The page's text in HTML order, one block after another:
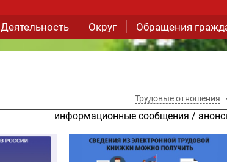
Деятельность Округ Обращения
Трудовые отношения
информационные сообщения /